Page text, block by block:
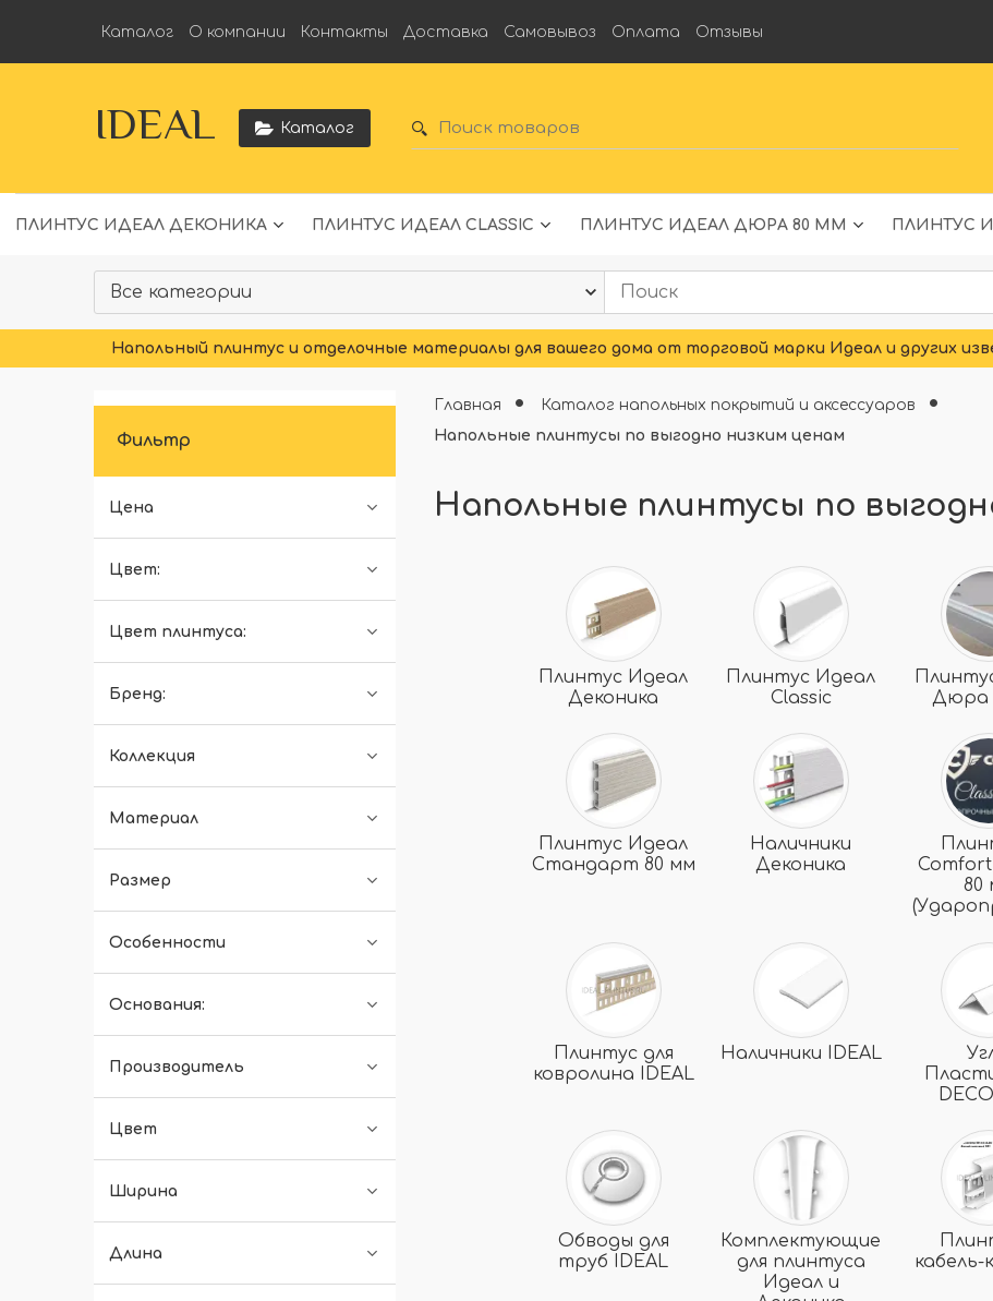
Каталог О компании Контакты Доставка Самовывоз Оплата Отзывы
IDEAL Каталог
ПЛИНТУС ИДЕАЛ ДЕКОНИКА ПЛИНТУС ИДЕАЛ CLASSIC ПЛИНТУС ИДЕАЛ ДЮРА 80 ММ ПЛИНТУС
Напольный плинтус и отделочные материалы для вашего дома от торговой марки Идеал и других
Фильтр
Цена
Цвет:
Цвет плинтуса:
Бренд:
Коллекция
Материал
Размер
Особенности
Основания:
Производитель
Цвет
Ширина
Длина
Главная
Каталог напольных покрытий и аксессуаров
Напольные плинтусы по выгодно низким ценам
Напольные плинтусы по
Плинтус Идеал
Деконика
Плинтус Идеал
Classic
Дюра
Плинтус Идеал
Стандарт 80 мм
Наличники
Деконика
80
Плинтус для
ковролина IDEAL
Наличники IDEAL
Обводы для
труб IDEAL
Комплектующие
для плинтуса
Идеал и
кабель-